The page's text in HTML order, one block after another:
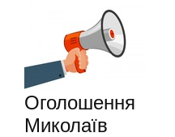
Оголошення
Миколаїв